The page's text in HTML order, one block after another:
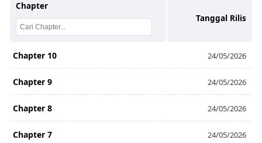
Chapter
Tanggal Rilis
Chapter 10 24/05/2026
Chapter 9 24/05/2026
Chapter 8 24/05/2026
Chapter 7 24/05/2026